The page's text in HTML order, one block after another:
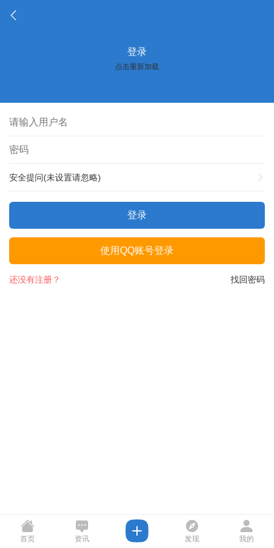
登录
点击重新加载
安全提问(未设置请忽略)
登录
使用QQ账号登录
找回密码
还没有注册？
首页 资讯 发现 我的